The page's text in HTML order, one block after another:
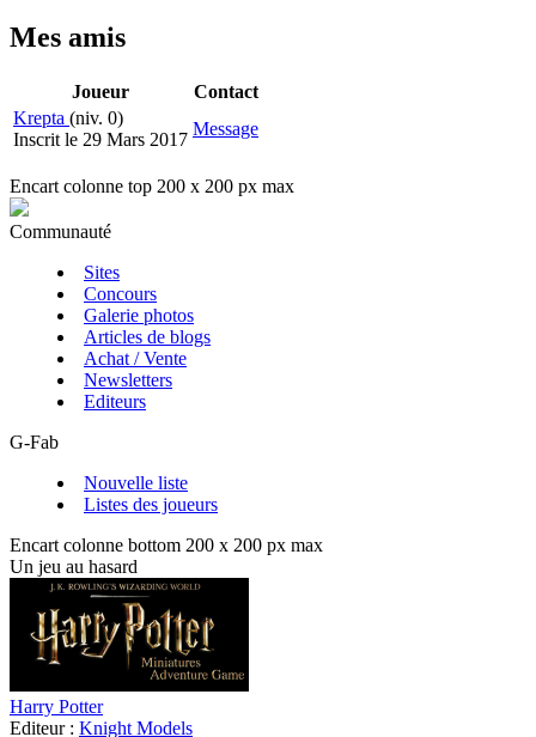
Mes amis
Joueur
Contact
Krepta (niv. 0)
Inscrit le 29 Mars 2017
Message
Encart colonne top 200 x 200 px max
Communauté
Sites
Concours
Galerie photos
Articles de blogs
Achat / Vente
Newsletters
Editeurs
G-Fab
Nouvelle liste
Listes des joueurs
Encart colonne bottom 200 x 200 px max
Un jeu au hasard
Harry Potter
Editeur : Knight Models